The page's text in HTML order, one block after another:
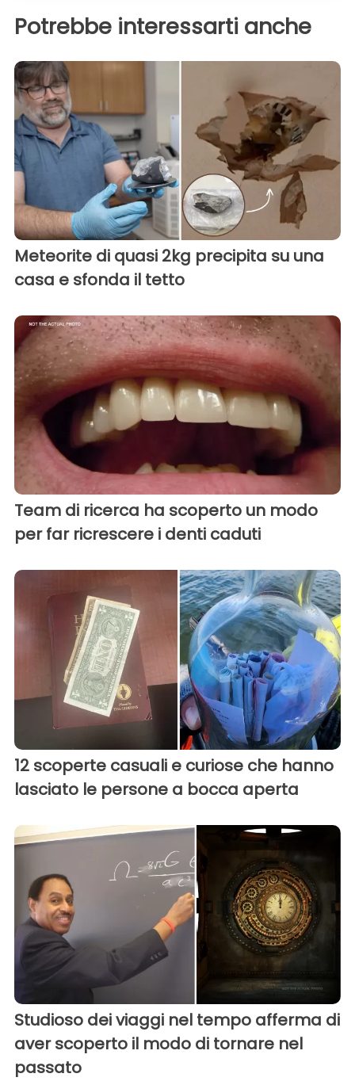
Potrebbe interessarti anche
Meteorite di quasi 2kg precipita su una
casa e sfonda il tetto
Team di ricerca ha scoperto un modo
per far ricrescere i denti caduti
12 scoperte casuali e curiose che hanno
lasciato le persone a bocca aperta
Studioso dei viaggi nel tempo afferma di
aver scoperto il modo di tornare nel
passato